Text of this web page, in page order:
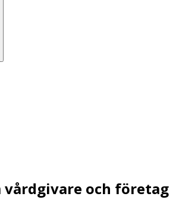
vårdgivare och företag